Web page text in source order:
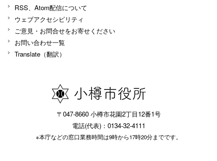
RSS、Atom配信について
ウェブアクセシビリティ
ご意見・お問合せをお寄せください
お問い合わせ一覧
Translate（翻訳）
〒047-8660 小樽市花園2丁目12番1号
電話(代表)：0134-32-4111
※本庁などの窓口業務時間は9時から17時20分までです。